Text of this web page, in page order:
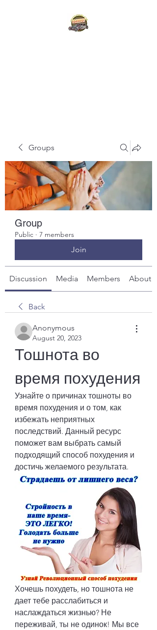
Groups
Group
Public · 7 members
Join
Discussion Media Members About
Back
Anonymous
August 20, 2023
Тошнота во
время похудения
Узнайте о причинах тошноты во
время похудения и о том, как
избежать неприятных
последствий. Данный ресурс
поможет вам выбрать самый
подходящий способ похудения и
достичь желаемого результата.
Хочешь похудеть, но тошнота не
дает тебе расслабиться и
наслаждаться жизнью? Не
переживай, ты не одинок! Мы все